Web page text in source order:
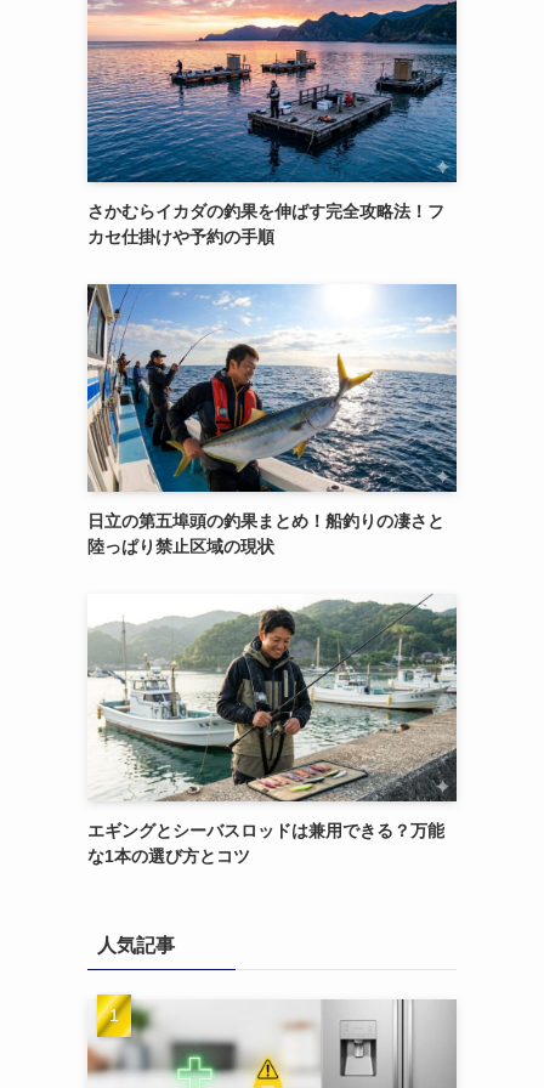
さかむらイカダの釣果を伸ばす完全攻略法！フ
カセ仕掛けや予約の手順
日立の第五埠頭の釣果まとめ！船釣りの凄さと
陸っぱり禁止区域の現状
エギングとシーバスロッドは兼用できる？万能
な1本の選び方とコツ
人気記事